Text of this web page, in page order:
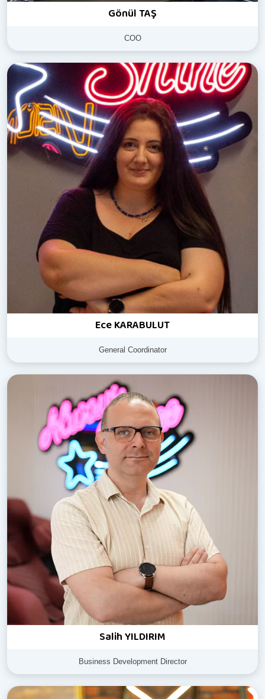
Gönül TAŞ
COO
Ece KARABULUT
General Coordinator
Salih YILDIRIM
Business Development Director